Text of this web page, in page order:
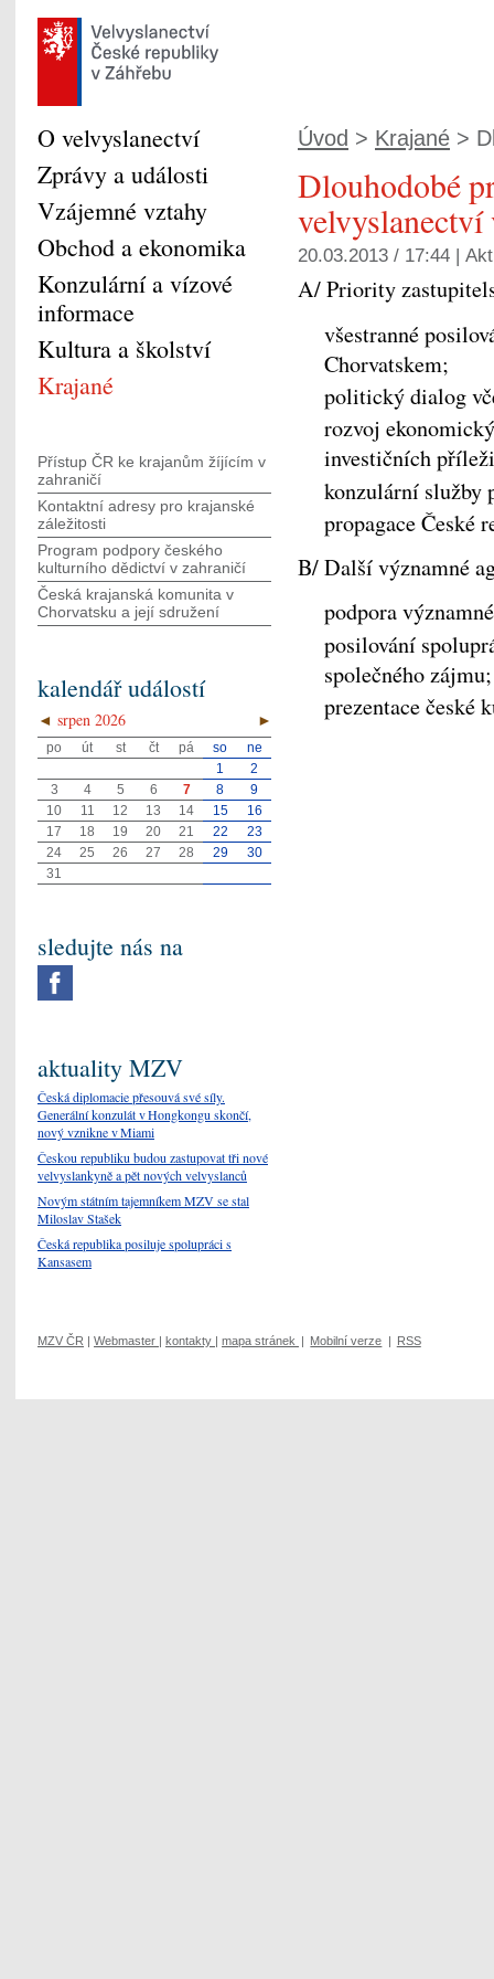
Úvod > Krajané >
Dlouhodobé
velvyslanectví
20.03.2013 / 17:44 |
A/ Priority
všestranné
Chorvatskem;
politický dialog
rozvoj
investičních
konzulární služby
propagace České
B/ Další významné
podpora
posilování
společného zájmu;
prezentace české
O velvyslanectví
Zprávy a události
Vzájemné vztahy
Obchod a ekonomika
Konzulární a vízové
informace
Kultura a školství
Krajané
Přístup ČR ke krajanům žíjícím v
zahraničí
Kontaktní adresy pro krajanské
záležitosti
Program podpory českého
kulturního dědictví v zahraničí
Česká krajanská komunita v
Chorvatsku a její sdružení
kalendář událostí
◄ ►
srpen 2026
po út st čt pá so
ne
1
2
3
4 5 6 7 8
9
10
11 12 13 14 15
16
17
18 19 20 21 22
23
24
25 26 27 28 29
30
31
sledujte nás na
aktuality MZV
Česká diplomacie přesouvá své síly.
Generální konzulát v Hongkongu skončí,
nový vznikne v Miami
Českou republiku budou zastupovat tři nové
velvyslankyně a pět nových velvyslanců
Novým státním tajemníkem MZV se stal
Miloslav Stašek
Česká republika posiluje spolupráci s
Kansasem
MZV ČR Webmaster kontakty mapa stránek Mobilní verze RSS